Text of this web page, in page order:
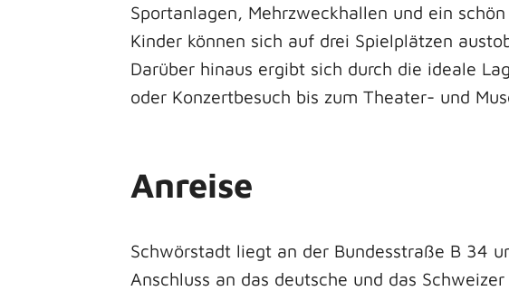
Sportanlagen, Mehrzweckhallen und ein
Kinder können sich auf drei Spielplätzen
Darüber hinaus ergibt sich durch die ideale
oder Konzertbesuch bis zum Theater- und
Anreise
Schwörstadt liegt an der Bundesstraße B 34
Anschluss an das deutsche und das